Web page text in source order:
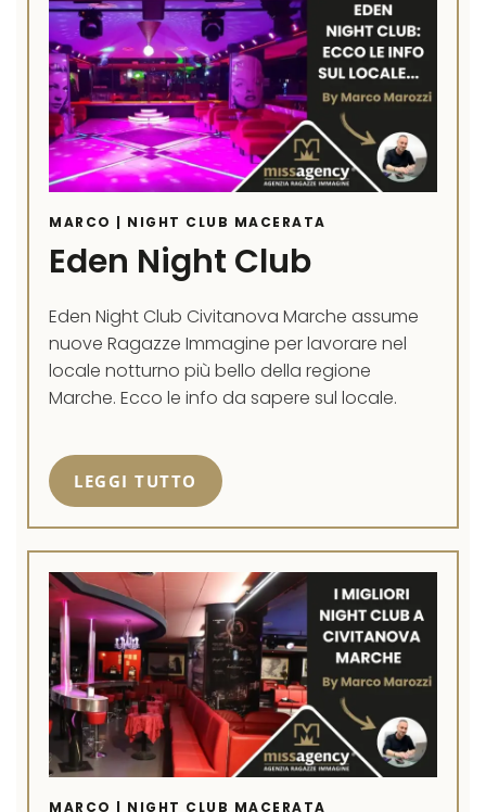
MARCO | NIGHT CLUB MACERATA
Eden Night Club
Eden Night Club Civitanova Marche assume
nuove Ragazze Immagine per lavorare nel
locale notturno più bello della regione
Marche. Ecco le info da sapere sul locale.
LEGGI TUTTO
MARCO | NIGHT CLUB MACERATA